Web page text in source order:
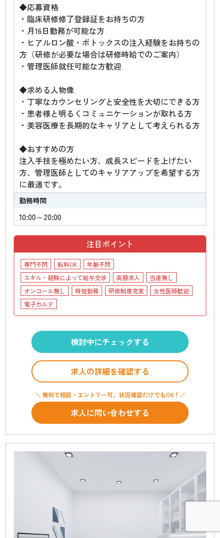
◆応募資格
・臨床研修修了登録証をお持ちの方
・月16日勤務が可能な方
・ヒアルロン酸・ボトックスの注入経験をお持ちの
方（研修が必要な場合は研修時給でのご案内）
・管理医師就任可能な方歓迎
◆求める人物像
・丁寧なカウンセリングと安全性を大切にできる方
・患者様と明るくコミュニケーションが取れる方
・美容医療を長期的なキャリアとして考えられる方
◆おすすめの方
注入手技を極めたい方、成長スピードを上げたい
方、管理医師としてのキャリアアップを希望する方
に最適です。
勤務時間
10:00～20:00
注目ポイント
専門不問 転科OK
年齢不問
スキル・経験によって給与交渉
高額求人
当直無し
オンコール無し
時短勤務 研修制度充実
女性医師歓迎
電子カルテ
検討中にチェックする
求人の詳細を確認する
＼ 無料で相談・エントリー可。状況確認だけでもOK！／
求人に問い合わせする